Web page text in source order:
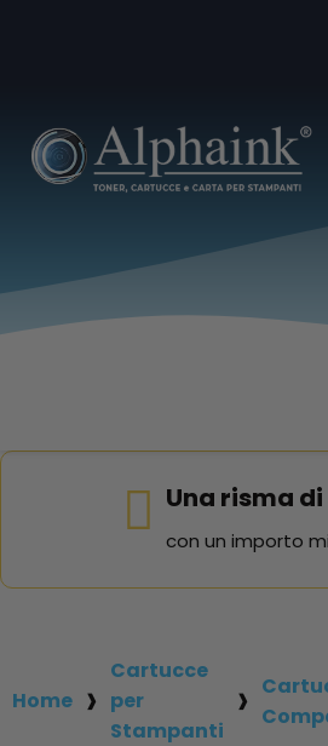
Una risma
con un importo
Home
Cartucce
per
Stampanti